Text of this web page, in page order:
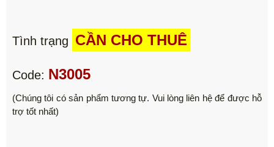
Tình trạng CẦN CHO THUÊ
Code: N3005
(Chúng tôi có sản phẩm tương tự. Vui lòng liên hệ để được hỗ
trợ tốt nhất)